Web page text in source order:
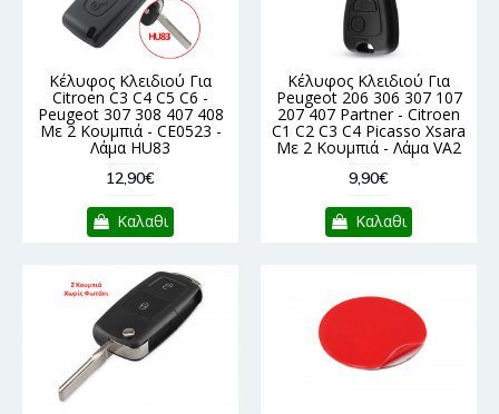
Κέλυφος Κλειδιού Για
Citroen C3 C4 C5 C6 -
Peugeot 307 308 407 408
Με 2 Κουμπιά - CE0523 -
Λάμα HU83
12,90€
Καλαθι
Κέλυφος Κλειδιού Για
Peugeot 206 306 307 107
207 407 Partner - Citroen
C1 C2 C3 C4 Picasso Xsara
Με 2 Κουμπιά - Λάμα VA2
9,90€
Καλαθι